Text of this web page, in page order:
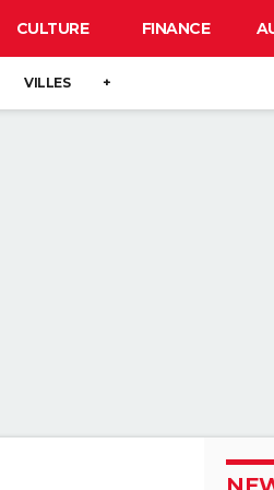
CULTURE FINANCE
VILLES +